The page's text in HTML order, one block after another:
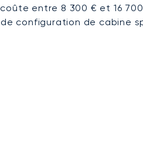
entre 8 300 € et 16
configuration de cabine